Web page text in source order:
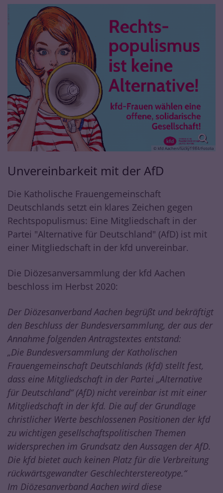
© kfd Aachen/lucky1984/Fotolia
Unvereinbarkeit mit der AfD
Die Katholische Frauengemeinschaft
Deutschlands setzt ein klares Zeichen gegen
Rechtspopulismus: Eine Mitgliedschaft in der
Partei "Alternative für Deutschland" (AfD) ist mit
einer Mitgliedschaft in der kfd unvereinbar.
Die Diözesanversammlung der kfd Aachen
beschloss im Herbst 2020:
Der Diözesanverband Aachen begrüßt und bekräftigt
den Beschluss der Bundesversammlung, der aus der
Annahme folgenden Antragstextes entstand:
„Die Bundesversammlung der Katholischen
Frauengemeinschaft Deutschlands (kfd) stellt fest,
dass eine Mitgliedschaft in der Partei „Alternative
für Deutschland“ (AfD) nicht vereinbar ist mit einer
Mitgliedschaft in der kfd. Die auf der Grundlage
christlicher Werte beschlossenen Positionen der kfd
zu wichtigen gesellschaftspolitischen Themen
widersprechen im Grundsatz den Aussagen der AfD.
Die kfd bietet auch keinen Platz für die Verbreitung
rückwärtsgewandter Geschlechterstereotype.“
Im Diözesanverband Aachen wird diese